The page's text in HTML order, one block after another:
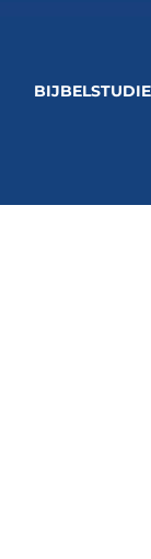
BIJBELSTUDIE